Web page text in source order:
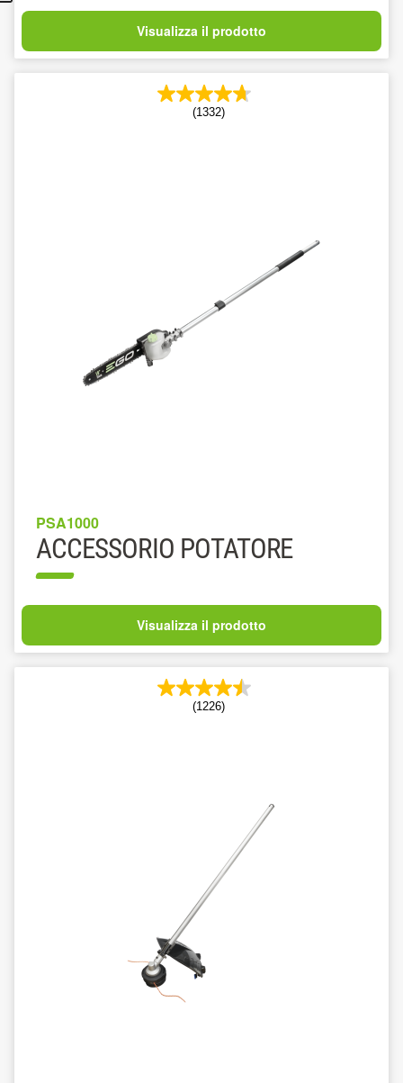
Visualizza il prodotto
(1332)
PSA1000
ACCESSORIO POTATORE
Visualizza il prodotto
(1226)